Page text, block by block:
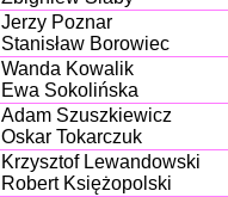
Jerzy Poznar
Stanisław Borowiec
Wanda Kowalik
Ewa Sokolińska
Adam Szuszkiewicz
Oskar Tokarczuk
Krzysztof Lewandowski
Robert Księżopolski